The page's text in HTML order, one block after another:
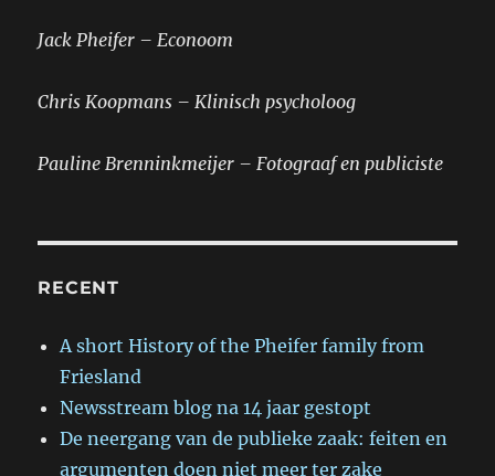
Jack Pheifer – Econoom
Chris Koopmans – Klinisch psycholoog
Pauline Brenninkmeijer – Fotograaf en publiciste
RECENT
A short History of the Pheifer family from
Friesland
Newsstream blog na 14 jaar gestopt
De neergang van de publieke zaak: feiten en
argumenten doen niet meer ter zake